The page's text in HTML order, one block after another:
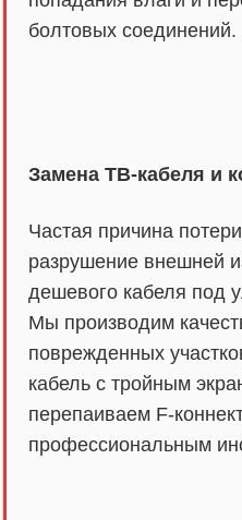
болтовых соединений.
Замена ТВ-кабеля и
Частая причина
разрушение внешней
дешевого кабеля под
Мы производим
поврежденных
кабель с тройным
перепаиваем F-
профессиональным